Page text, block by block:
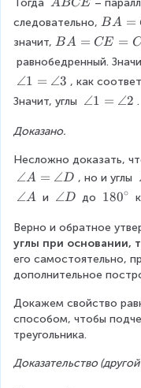
\
A
B
C
E
ABCE
следовательно, B
A
C
E
BA =
значит, B
A
=
C
E
C
BA = CE = C
равнобедренный.
\
a
g
1
=
\
n
g
le
3
∠1 = ∠3 , как
Значит, углы \
le
1
=
a
n
g
le
∠1 = ∠2 .
Доказано.
Несложно доказать,
\
a
g
le
A
=
a
n
g
D
∠A = ∠D , но и углы
\
n
g
le
A
∠A и \
n
g
le
D
∠D до 1
0
^
\
c
r
c
180∘
Верно и обратное
углы при основании,
его самостоятельно,
дополнительное
Докажем свойство
способом, чтобы
треугольника.
Доказательство